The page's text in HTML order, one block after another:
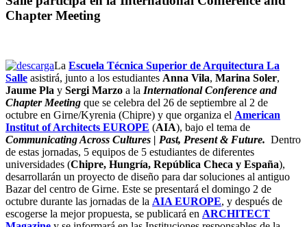
Chapter Meeting
La Escuela Técnica Superior de Arquitectura La
Salle asistirá, junto a los estudiantes Anna Vila, Marina Soler,
Jaume Pla y Sergi Marzo a la International Conference and
Chapter Meeting que se celebra del 26 de septiembre al 2 de
octubre en Girne/Kyrenia (Chipre) y que organiza el American
Institut of Architects EUROPE (AIA), bajo el tema de
Communicating Across Cultures | Past, Present & Future. Dentro
de estas jornadas, 5 equipos de 5 estudiantes de diferentes
universidades (Chipre, Hungría, República Checa y España),
desarrollarán un proyecto de diseño para dar soluciones al antiguo
Bazar del centro de Girne. Este se presentará el domingo 2 de
octubre durante las jornadas de la AIA EUROPE, y después de
escogerse la mejor propuesta, se publicará en ARCHITECT